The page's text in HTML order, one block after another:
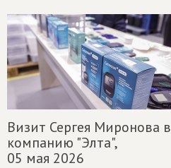
Визит Сергея Миронова в
компанию "Элта",
05 мая 2026